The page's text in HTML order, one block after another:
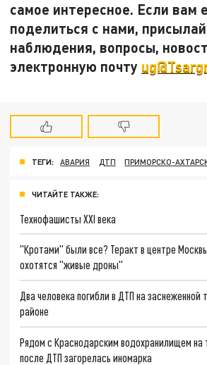
самое интересное. Если вам
поделиться с нами,
наблюдения, вопросы,
электронную почту
ТЕГИ: АВАРИЯ ДТП ПРИМОРСКО-
ЧИТАЙТЕ ТАКЖЕ:
Технофашисты XXI века
"Кротами" были все? Теракт в центре
охотятся "живые дроны"
Два человека погибли в ДТП на заснеженной
районе
Рядом с Краснодарским водохранилищем
после ДТП загорелась иномарка